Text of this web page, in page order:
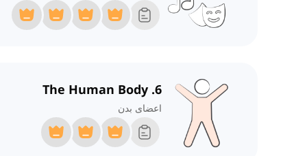
6. The Human Body
اعضای بدن